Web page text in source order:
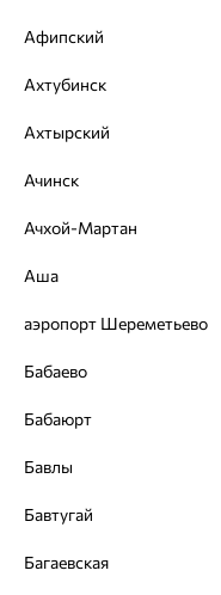
Магазины и доставка г.
ул. Зегеля, 27/2
Другие города
Заказать звонок
Афипский
Ахтубинск
Ахтырский
Ачинск
Ачхой-Мартан
Аша
аэропорт Шереметьево
Бабаево
Бабаюрт
Бавлы
Бавтугай
Багаевская